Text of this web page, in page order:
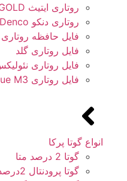
روتاری ایتیث GOLD
روتاری دنکو Denco
فایل حافظه روتاری NEO SMD
فایل روتاری گلد
فایل روتاری نئولیکس
فایل روتاری L blue M3 سایز 20
انواع گوتا پرکا
گوتا 2 درصد متا
گوتا پرودنتال 2درصد